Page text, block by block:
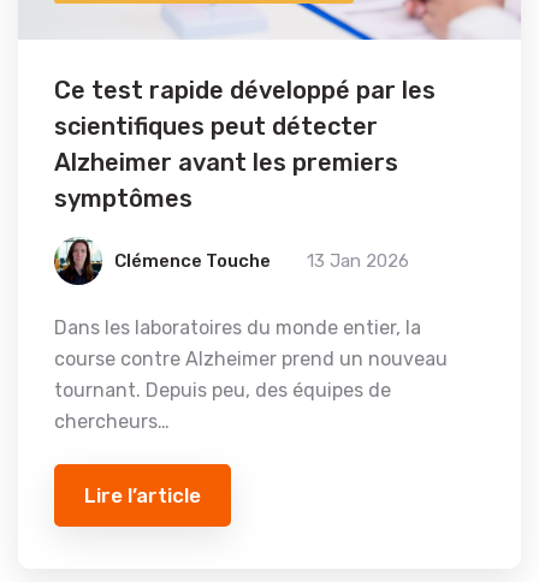
Ce test rapide développé par les
scientifiques peut détecter
Alzheimer avant les premiers
symptômes
Clémence Touche 13 Jan 2026
Dans les laboratoires du monde entier, la
course contre Alzheimer prend un nouveau
tournant. Depuis peu, des équipes de
chercheurs…
Lire l’article